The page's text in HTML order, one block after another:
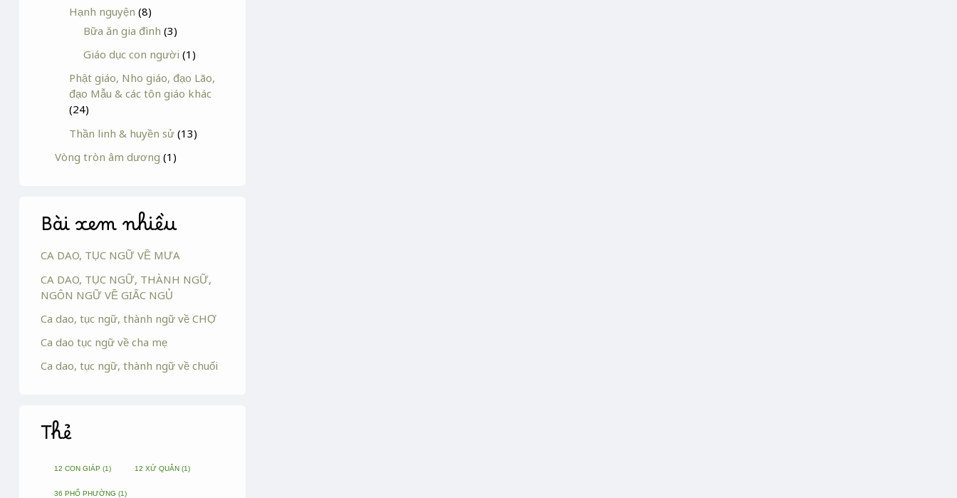
Hạnh nguyện (8)
Bữa ăn gia đình (3)
Giáo dục con người (1)
Phật giáo, Nho giáo, đạo Lão,
đạo Mẫu & các tôn giáo khác
(24)
Thần linh & huyền sử (13)
Vòng tròn âm dương (1)
Bài xem nhiều
CA DAO, TỤC NGỮ VỀ MƯA
CA DAO, TỤC NGỮ, THÀNH NGỮ,
NGÔN NGỮ VỀ GIẤC NGỦ
Ca dao, tục ngữ, thành ngữ về CHỢ
Ca dao tục ngữ về cha mẹ
Ca dao, tục ngữ, thành ngữ về chuối
Thẻ
12 CON GIÁP (1) 12 XỨ QUÂN (1)
36 PHỐ PHƯỜNG (1)